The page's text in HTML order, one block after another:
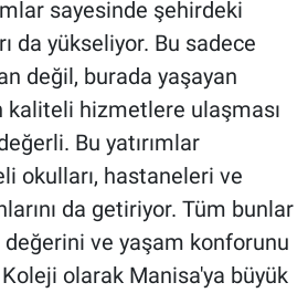
sayesinde şehirdeki
da yükseliyor. Bu sadece
değil, burada yaşayan
kaliteli hizmetlere ulaşması
Bu yatırımlar
okulları, hastaneleri ve
da getiriyor. Tüm bunlar
değerini ve yaşam konforunu
olarak Manisa'ya büyük